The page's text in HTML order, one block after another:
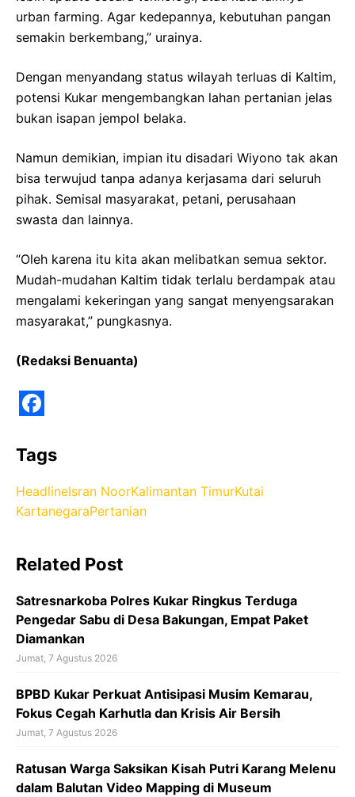
urban farming. Agar kedepannya, kebutuhan pangan
semakin berkembang,” urainya.
Dengan menyandang status wilayah terluas di Kaltim,
potensi Kukar mengembangkan lahan pertanian jelas
bukan isapan jempol belaka.
Namun demikian, impian itu disadari Wiyono tak akan
bisa terwujud tanpa adanya kerjasama dari seluruh
pihak. Semisal masyarakat, petani, perusahaan
swasta dan lainnya.
“Oleh karena itu kita akan melibatkan semua sektor.
Mudah-mudahan Kaltim tidak terlalu berdampak atau
mengalami kekeringan yang sangat menyengsarakan
masyarakat,” pungkasnya.
(Redaksi Benuanta)
a
c
e
o
o
k
Tags
HeadlineIsran NoorKalimantan TimurKutai
KartanegaraPertanian
Related Post
Satresnarkoba Polres Kukar Ringkus Terduga
Pengedar Sabu di Desa Bakungan, Empat Paket
Diamankan
Jumat, 7 Agustus 2026
BPBD Kukar Perkuat Antisipasi Musim Kemarau,
Fokus Cegah Karhutla dan Krisis Air Bersih
Jumat, 7 Agustus 2026
Ratusan Warga Saksikan Kisah Putri Karang Melenu
dalam Balutan Video Mapping di Museum